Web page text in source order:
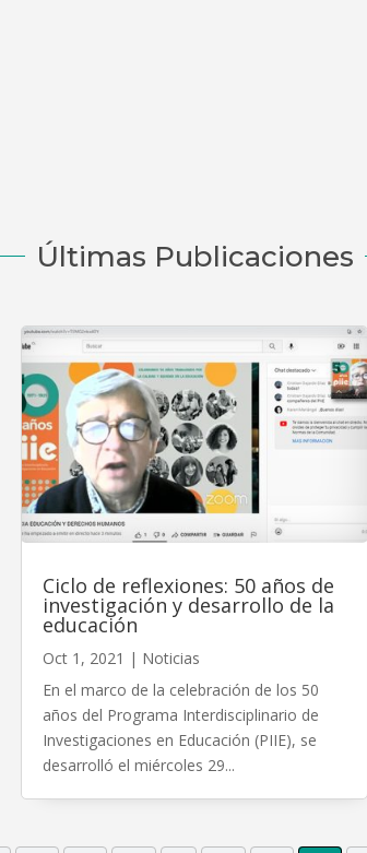
Últimas Publicaciones
Ciclo de reflexiones: 50 años de
investigación y desarrollo de la
educación
Oct 1, 2021 | Noticias
En el marco de la celebración de los 50
años del Programa Interdisciplinario de
Investigaciones en Educación (PIIE), se
desarrolló el miércoles 29...